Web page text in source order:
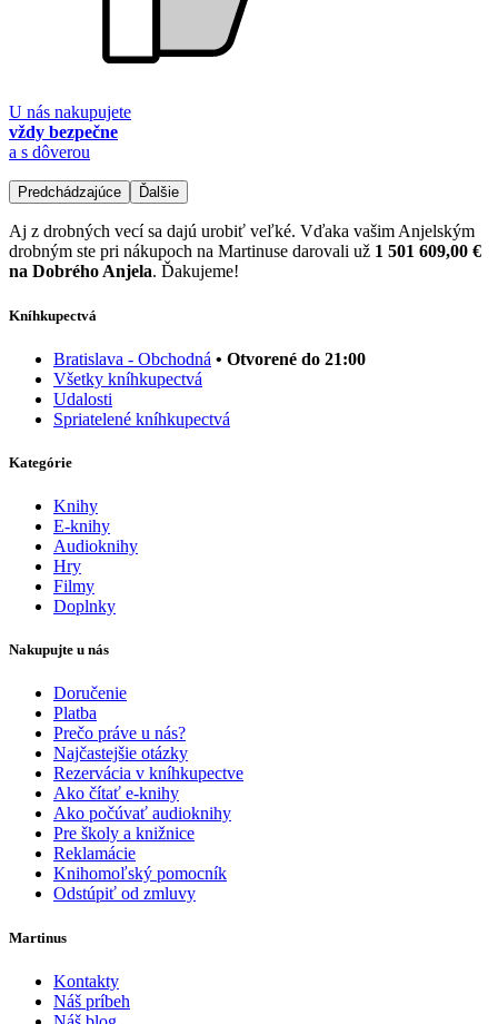
U nás nakupujete
vždy bezpečne
a s dôverou
Predchádzajúce Ďalšie
Aj z drobných vecí sa dajú urobiť veľké. Vďaka vašim Anjelským
drobným ste pri nákupoch na Martinuse darovali už 1 501 609,00 €
na Dobrého Anjela. Ďakujeme!
Kníhkupectvá
Bratislava - Obchodná • Otvorené do 21:00
Všetky kníhkupectvá
Udalosti
Spriatelené kníhkupectvá
Kategórie
Knihy
E-knihy
Audioknihy
Hry
Filmy
Doplnky
Nakupujte u nás
Doručenie
Platba
Prečo práve u nás?
Najčastejšie otázky
Rezervácia v kníhkupectve
Ako čítať e-knihy
Ako počúvať audioknihy
Pre školy a knižnice
Reklamácie
Knihomoľský pomocník
Odstúpiť od zmluvy
Martinus
Kontakty
Náš príbeh